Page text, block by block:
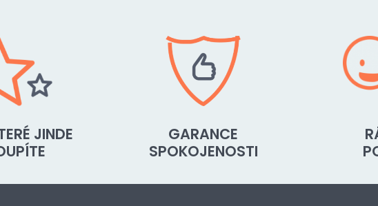
JINDE
GARANCE
SPOKOJENOSTI